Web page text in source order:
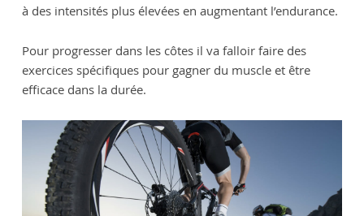
à des intensités plus élevées en augmentant l’endurance.
Pour progresser dans les côtes il va falloir faire des
exercices spécifiques pour gagner du muscle et être
efficace dans la durée.